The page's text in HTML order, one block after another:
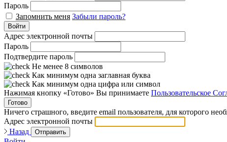
Пароль
Запомнить меня Забыли пароль?
Войти
Адрес электронной почты
Пароль
Подтвердите пароль
Не менее 8 символов
Как минимум одна заглавная буква
Как минимум одна цифра или символ
Нажимая кнопку «Готово» Вы принимаете Пользовательское
Готово
Ничего страшного, введите email пользователя, для которого
Адрес электронной почты
Назад
Отправить